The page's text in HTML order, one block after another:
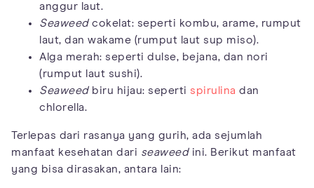
anggur laut.
Seaweedcokelat: seperti kombu, arame, rumput
laut, dan wakame (rumput laut sup miso).
Alga merah: seperti dulse, bejana, dan nori
(rumput laut sushi).
Seaweedbiru hijau: seperti spirulina dan
chlorella.
Terlepas dari rasanya yang gurih, ada sejumlah
manfaat kesehatan dari seaweedini. Berikut manfaat
yang bisa dirasakan, antara lain: